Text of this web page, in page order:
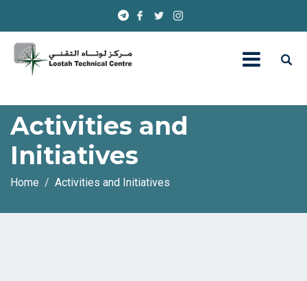
Activities and
Initiatives
Home Activities and Initiatives